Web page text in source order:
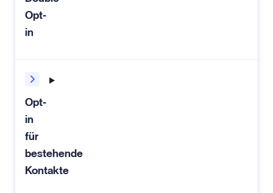
Opt-
in
Opt-
in
für
bestehende
Kontakte